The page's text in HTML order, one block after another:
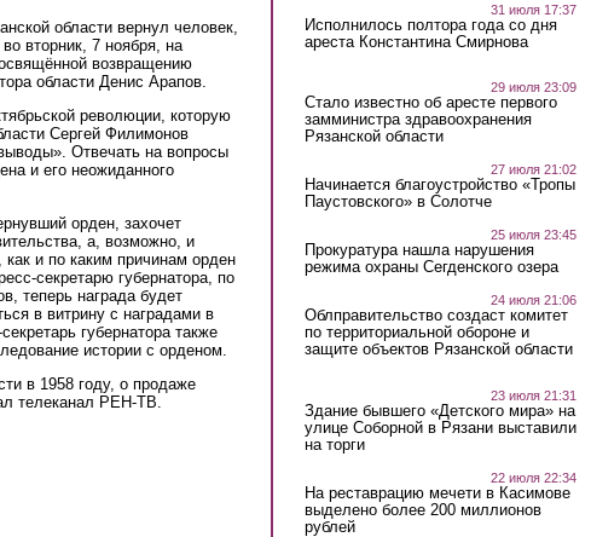
области вернул человек,
вторник, 7 ноября, на
возвращению
области Денис Арапов.
революции, которую
Сергей Филимонов
Отвечать на вопросы
и его неожиданного
орден, захочет
а, возможно, и
как и по каким причинам орден
секретарю губернатора, по
теперь награда будет
в витрину с наградами в
губернатора также
истории с орденом.
в 1958 году, о продаже
телеканал РЕН-ТВ.
31 июля 17:37
Исполнилось полтора года со дня
ареста Константина Смирнова
29 июля 23:09
Стало известно об аресте первого
замминистра здравоохранения
Рязанской области
27 июля 21:02
Начинается благоустройство «Тропы
Паустовского» в Солотче
25 июля 23:45
Прокуратура нашла нарушения
режима охраны Сегденского озера
24 июля 21:06
Облправительство создаст комитет
по территориальной обороне и
защите объектов Рязанской области
23 июля 21:31
Здание бывшего «Детского мира» на
улице Соборной в Рязани выставили
на торги
22 июля 22:34
На реставрацию мечети в Касимове
выделено более 200 миллионов
рублей